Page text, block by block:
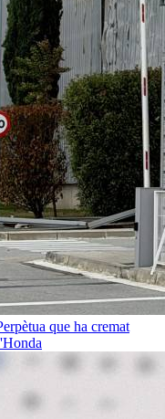
que ha cremat